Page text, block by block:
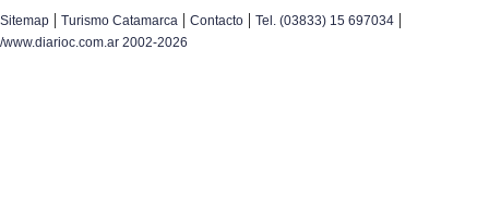
Sitemap | Turismo Catamarca | Contacto | Tel. (03833) 15 697034 |
/www.diarioc.com.ar 2002-2026